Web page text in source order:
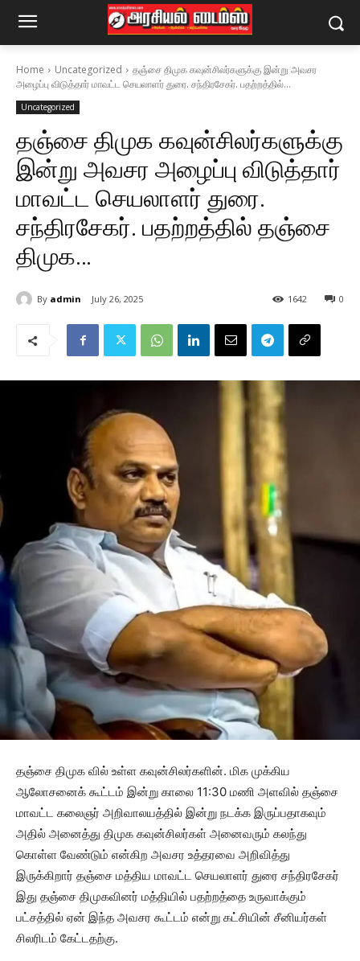
Home Uncategorized
தஞ்சை திமுக கவுன்சிலர்களுக்கு இன்று அவசர
அழைப்பு விடுத்தார் மாவட்ட செயலாளர் துரை. சந்திரசேகர். பதற்றத்தில்...
Uncategorized
தஞ்சை திமுக கவுன்சிலர்களுக்கு
இன்று அவசர அழைப்பு விடுத்தார்
மாவட்ட செயலாளர் துரை.
சந்திரசேகர். பதற்றத்தில் தஞ்சை
திமுக…
By admin July 26, 2025 0
1642
தஞ்சை திமுக வில் உள்ள கவுன்சிலர்களின். மிக முக்கிய
ஆலோசனைக் கூட்டம் இன்று காலை 11:30 மணி அளவில் தஞ்சை
மாவட்ட கலைஞர் அறிவாலயத்தில் இன்று நடக்க இருப்பதாகவும்
அதில் அனைத்து திமுக கவுன்சிலர்கள் அனைவரும் கலந்து
கொள்ள வேண்டும் என்கிற அவசர உத்தரவை அறிவித்து
இருக்கிறார் தஞ்சை மத்திய மாவட்ட செயலாளர் துரை சந்திரசேகர்
இது தஞ்சை திமுகவினர் மத்தியில் பதற்றத்தை உருவாக்கும்
பட்சத்தில் ஏன் இந்த அவசர கூட்டம் என்று கட்சியின் சீனியர்கள்
சிலரிடம் கேட்டதற்கு.